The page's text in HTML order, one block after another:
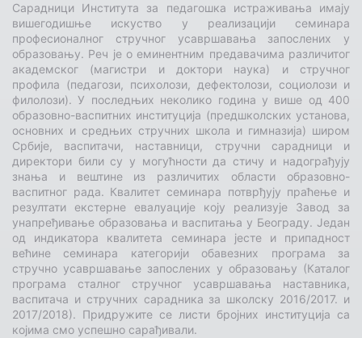
Сарадници Института за педагошка истраживања имају
вишегодишње искуство у реализацији семинара
професионалног стручног усавршавања запослених у
образовању. Реч је о еминентним предавачима различитог
академског (магистри и доктори наука) и стручног
профила (педагози, психолози, дефектолози, социолози и
филолози). У последњих неколико година у више од 400
образовно-васпитних институција (предшколских установа,
основних и средњих стручних школа и гимназија) широм
Србије, васпитачи, наставници, стручни сарадници и
директори били су у могућности да стичу и надограђују
знања и вештине из различитих области образовно-
васпитног рада. Квалитет семинара потврђују праћење и
резултати екстерне евалуације коју реализује Завод за
унапређивање образовања и васпитања у Београду. Један
од индикатора квалитета семинара јесте и припадност
већине семинара категорији обавезних програма за
стручно усавршавање запослених у образовању (Каталог
програма сталног стручног усавршавања наставника,
васпитача и стручних сарадника за школску 2016/2017. и
2017/2018). Придружите се листи бројних институција са
којима смо успешно сарађивали.